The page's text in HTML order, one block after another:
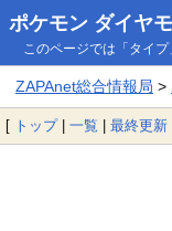
ポケモン ダイヤ
このページでは「タイ
ZAPAnet総合情報局 >
[ トップ| 一覧 | 最終更新